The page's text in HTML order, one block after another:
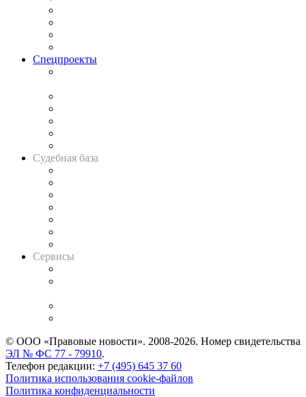
Спецпроекты
Судебная база
Сервисы
© ООО «Правовые новости». 2008-2026. Номер свидетельства
ЭЛ № ФС 77 - 79910.
Телефон редакции: +7 (495) 645 37 60
Политика использования cookie-файлов
Политика конфиденциальности